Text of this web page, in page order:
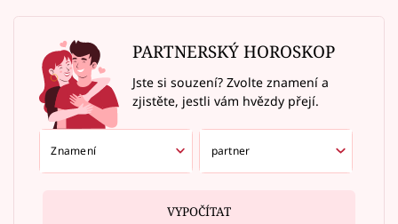
PARTNERSKÝ HOROSKOP
Jste si souzení? Zvolte znamení a
zjistěte, jestli vám hvězdy přejí.
VYPOČÍTAT